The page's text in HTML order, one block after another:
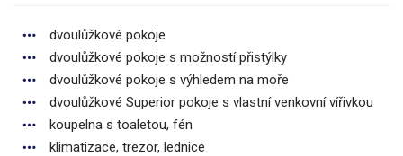
dvoulůžkové pokoje
dvoulůžkové pokoje s možností přistýlky
dvoulůžkové pokoje s výhledem na moře
dvoulůžkové Superior pokoje s vlastní venkovní vířivkou
koupelna s toaletou, fén
klimatizace, trezor, lednice